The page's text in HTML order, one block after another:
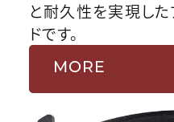
と耐久性を実現した
ドです。
MORE